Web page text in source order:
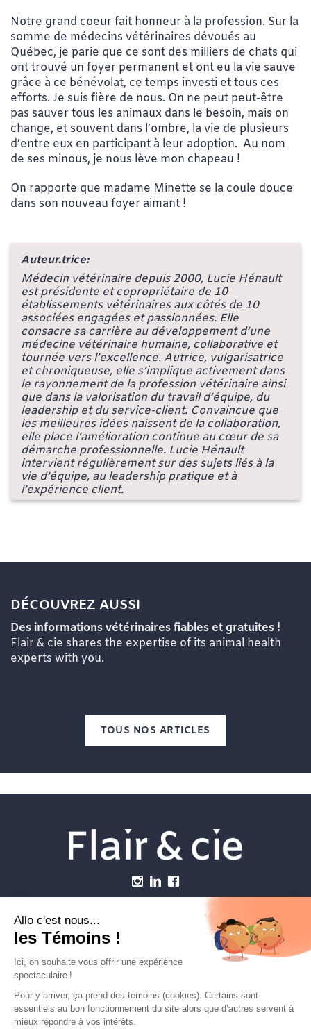
Notre grand coeur fait honneur à la profession. Sur la
somme de médecins vétérinaires dévoués au
Québec, je parie que ce sont des milliers de chats qui
ont trouvé un foyer permanent et ont eu la vie sauve
grâce à ce bénévolat, ce temps investi et tous ces
efforts. Je suis fière de nous. On ne peut peut-être
pas sauver tous les animaux dans le besoin, mais on
change, et souvent dans l’ombre, la vie de plusieurs
d’entre eux en participant à leur adoption. Au nom
de ses minous, je nous lève mon chapeau !
On rapporte que madame Minette se la coule douce
dans son nouveau foyer aimant !
Auteur.trice:
Médecin vétérinaire depuis 2000, Lucie Hénault
est présidente et copropriétaire de 10
établissements vétérinaires aux côtés de 10
associées engagées et passionnées. Elle
consacre sa carrière au développement d’une
médecine vétérinaire humaine, collaborative et
tournée vers l’excellence. Autrice, vulgarisatrice
et chroniqueuse, elle s’implique activement dans
le rayonnement de la profession vétérinaire ainsi
que dans la valorisation du travail d’équipe, du
leadership et du service-client. Convaincue que
les meilleures idées naissent de la collaboration,
elle place l’amélioration continue au cœur de sa
démarche professionnelle. Lucie Hénault
intervient régulièrement sur des sujets liés à la
vie d’équipe, au leadership pratique et à
l’expérience client.
DÉCOUVREZ AUSSI
Des informations vétérinaires fiables et gratuites !
Flair & cie shares the expertise of its animal health
experts with you.
TOUS NOS ARTICLES
Établissements vétérinaires
Carrière
Contactez-nous